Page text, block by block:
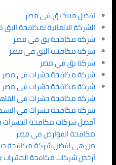
افضل مبيد بق فى مصر
الشركة الالمانية لمكافحة
شركة مكافحة بق فى مصر
شركة مكافحة البق فى مصر
شركة بق فى مصر
شركة مكافحة حشرات في مصر
شركة مكافحة حشرات فى مصر
شركة مكافحة حشرات فى
شركة مكافحة حشرات فى
أفضل شركات مكافحة
مكافحة القوارض في مصر
من هى افضل شركة مكافحة
أرخص شركات مكافحة الحشرات